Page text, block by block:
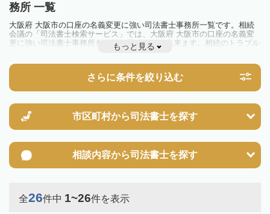
務所 一覧
大阪府 大阪市の口座の名義変更に強い司法書士事務所一覧です。相続
会議の「司法書士検索サービス」では、大阪府 大阪市の口座の名義変
更に強い司法書士事務所を一覧で見ることが出来ます。相続のトラブル
やお悩みを抱えている方は一度近隣の司法書士に相談してみましょう。
もっと見る
さらに条件を絞り込む
市区町村から司法書士を探す
相談内容から司法書士を探す
全26件中 1~26件を表示